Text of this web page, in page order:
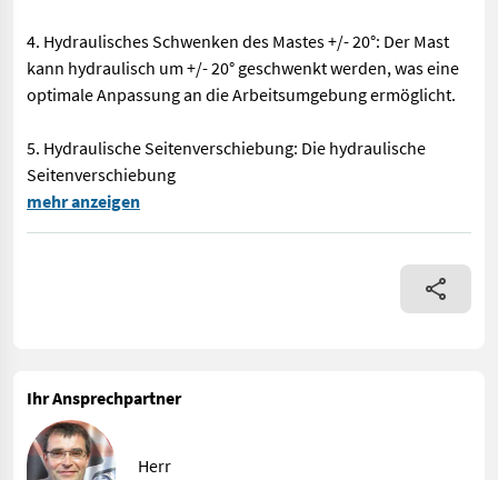
4. Hydraulisches Schwenken des Mastes +/- 20°: Der Mast
kann hydraulisch um +/- 20° geschwenkt werden, was eine
optimale Anpassung an die Arbeitsumgebung ermöglicht.
5. Hydraulische Seitenverschiebung: Die hydraulische
Seitenverschiebung
Rinieri Laubschneider CRV Tower 5 + 2 Der Rinieri
mehr anzeigen
Ihr Ansprechpartner
Herr